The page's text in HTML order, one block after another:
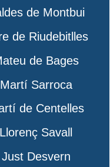
de Montbui
de Riudebitlles
de Bages
Martí Sarroca
de Centelles
Llorenç Savall
Just Desvern